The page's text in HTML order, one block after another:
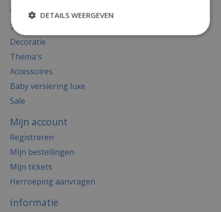
Versiering
Totaal thema feest
Decoratie
Thema's
Accessoires
Baby versiering luxe
Sale
Mijn account
Registreren
Mijn bestellingen
Mijn tickets
Herroeping aanvragen
Informatie
DETAILS WEERGEVEN